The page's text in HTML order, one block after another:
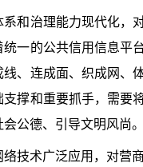
治理能力现代化，对
统一的公共信用信息平
线、连成面、织成网、
支撑和重要抓手，需要
公德、引导文明风尚。
术广泛应用，对营商